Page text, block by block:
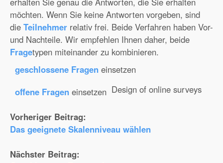
möchten. Wenn Sie keine Antworten vorgeben, sind
die Teilnehmer relativ frei. Beide Verfahren haben Vor-
und Nachteile. Wir empfehlen Ihnen daher, beide
Fragetypen miteinander zu kombinieren.
geschlossene Fragen einsetzen
offene Fragen einsetzen Design of online surveys
Vorheriger Beitrag:
Das geeignete Skalenniveau wählen
Nächster Beitrag: